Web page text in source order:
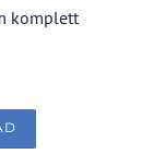
komplett